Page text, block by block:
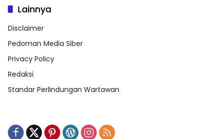
Lainnya
Disclaimer
Pedoman Media Siber
Privacy Policy
Redaksi
Standar Perlindungan Wartawan